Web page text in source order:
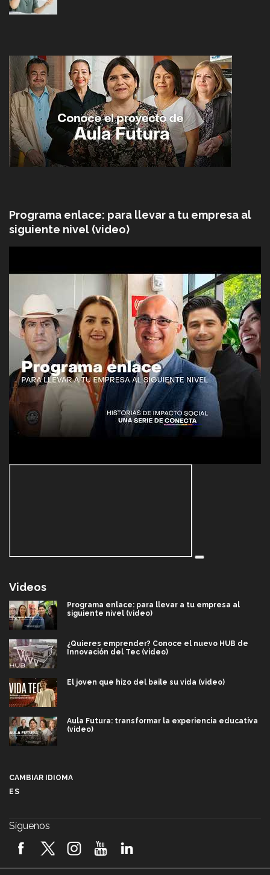
Programa enlace: para llevar a tu empresa al
siguiente nivel (video)
Videos
Programa enlace: para llevar a tu empresa al
siguiente nivel (video)
¿Quieres emprender? Conoce el nuevo HUB de
Innovación del Tec (video)
El joven que hizo del baile su vida (video)
Aula Futura: transformar la experiencia educativa
(video)
2026! (video)
CAMBIAR IDIOMA
ES
Síguenos